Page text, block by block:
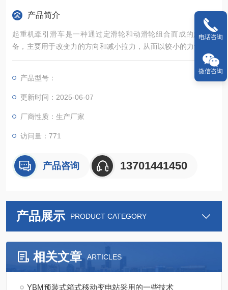
产品简介
起重机牵引滑车‌是一种通过定滑轮和动滑轮组合而成的起重设
备，主要用于改变力的方向和减小拉力，从而以较小的力量提升
较重的物品。其工作原理如下：定滑轮固定不动，主要作用是改
变力的方向；动滑轮则随重物一起升降，起到减小拉力的作用‌。
产品型号：
更新时间：2025-06-07
厂商性质：生产厂家
访问量：771
产品咨询 13701441450
产品展示 PRODUCT CATEGORY
相关文章 ARTICLES
YBM预装式箱式移动变电站采用的一些技术
电话咨询
微信咨询